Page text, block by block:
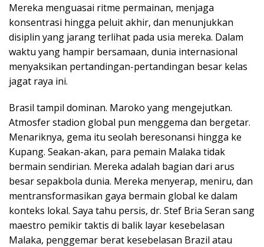
Mereka menguasai ritme permainan, menjaga
konsentrasi hingga peluit akhir, dan menunjukkan
disiplin yang jarang terlihat pada usia mereka. Dalam
waktu yang hampir bersamaan, dunia internasional
menyaksikan pertandingan-pertandingan besar kelas
jagat raya ini.
Brasil tampil dominan. Maroko yang mengejutkan.
Atmosfer stadion global pun menggema dan bergetar.
Menariknya, gema itu seolah beresonansi hingga ke
Kupang. Seakan-akan, para pemain Malaka tidak
bermain sendirian. Mereka adalah bagian dari arus
besar sepakbola dunia. Mereka menyerap, meniru, dan
mentransformasikan gaya bermain global ke dalam
konteks lokal. Saya tahu persis, dr. Stef Bria Seran sang
maestro pemikir taktis di balik layar kesebelasan
Malaka, penggemar berat kesebelasan Brazil atau